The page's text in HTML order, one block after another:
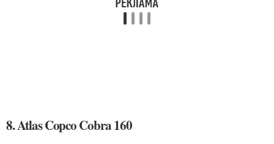
8. Atlas Copco Cobra 160